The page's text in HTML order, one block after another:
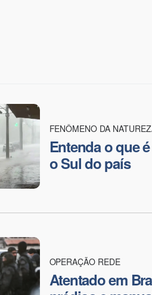
FENÔMENO DA
Entenda o que
o Sul do país
OPERAÇÃO REDE
Atentado em